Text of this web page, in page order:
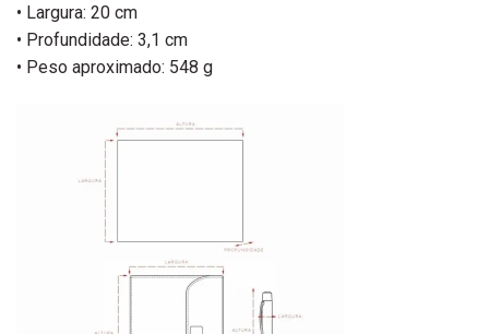
• Largura: 20 cm
• Profundidade: 3,1 cm
• Peso aproximado: 548 g